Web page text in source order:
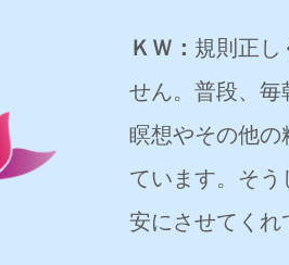
ＫＷ： 規則正し
せん。普段、毎
瞑想やその他
ています。そ
安にさせてくれ